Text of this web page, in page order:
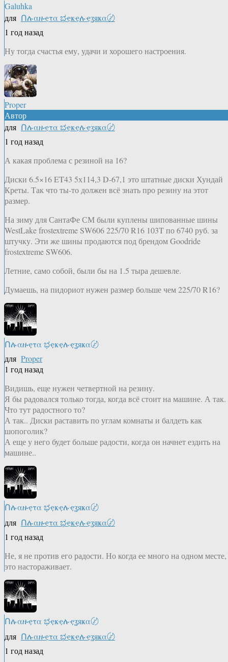
Galuhka
для Ոሉαዙҿτα ಭҿҝҿሉҿʓяҝα〄
1 год назад
Ну тогда счастья ему, удачи и хорошего настроения.
Proper
Автор
для Ոሉαዙҿτα ಭҿҝҿሉҿʓяҝα〄
1 год назад
А какая проблема с резиной на 16?
Диски 6.5×16 ET43 5х114,3 D-67,1 это штатные диски Хундай
Креты. Так что ты-то должен всё знать про резину на этот
размер.
На зиму для СантаФе СМ были куплены шипованные шины
WestLake frostextreme SW606 225/70 R16 103T по 6740 руб. за
штучку. Эти же шины продаются под брендом Goodride
frostextreme SW606.
Летние, само собой, были бы на 1.5 тыра дешевле.
Думаешь, на пидориот нужен размер больше чем 225/70 R16?
Ոሉαዙҿτα ಭҿҝҿሉҿʓяҝα〄
для Proper
1 год назад
Видишь, еще нужен четвертной на резину.
Я бы радовался только тогда, когда всё стоит на машине. А так.
Что тут радостного то?
А так.. Диски раставить по углам комнаты и балдеть как
шопоголик?
А еще у него будет больше радости, когда он начнет ездить на
машине..
Ոሉαዙҿτα ಭҿҝҿሉҿʓяҝα〄
для Ոሉαዙҿτα ಭҿҝҿሉҿʓяҝα〄
1 год назад
Не, я не против его радости. Но когда ее много на одном месте,
это настораживает.
Ոሉαዙҿτα ಭҿҝҿሉҿʓяҝα〄
для Ոሉαዙҿτα ಭҿҝҿሉҿʓяҝα〄
1 год назад